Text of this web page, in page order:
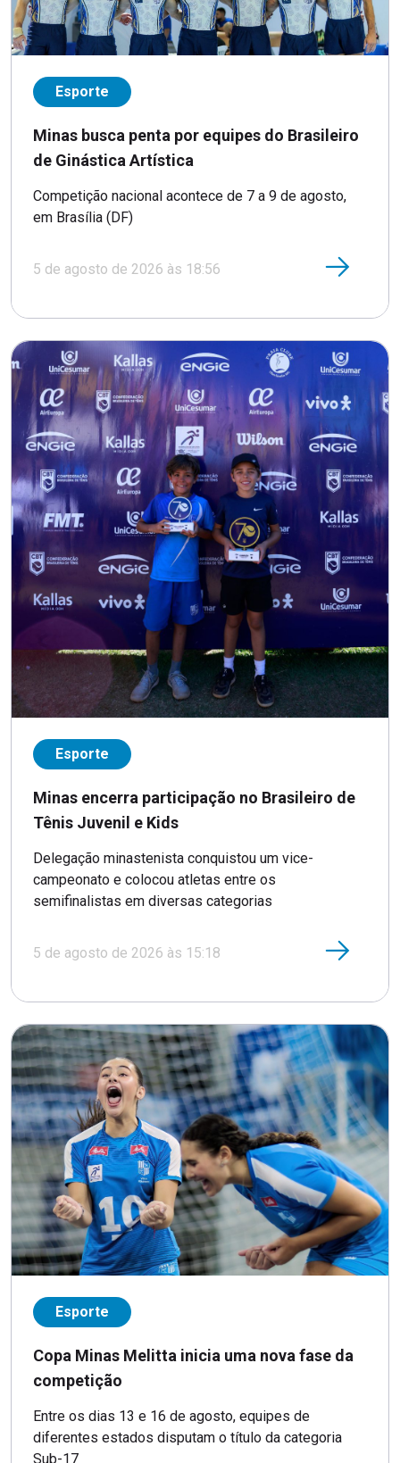
Esporte
Minas busca penta por equipes do Brasileiro
de Ginástica Artística
Competição nacional acontece de 7 a 9 de agosto,
em Brasília (DF)
5 de agosto de 2026 às 18:56
Esporte
Minas encerra participação no Brasileiro de
Tênis Juvenil e Kids
Delegação minastenista conquistou um vice-
campeonato e colocou atletas entre os
semifinalistas em diversas categorias
5 de agosto de 2026 às 15:18
Esporte
Copa Minas Melitta inicia uma nova fase da
competição
Entre os dias 13 e 16 de agosto, equipes de
diferentes estados disputam o título da categoria
Sub-17